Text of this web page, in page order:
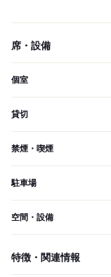
席・設備
個室
貸切
禁煙・喫煙
駐車場
空間・設備
特徴・関連情報